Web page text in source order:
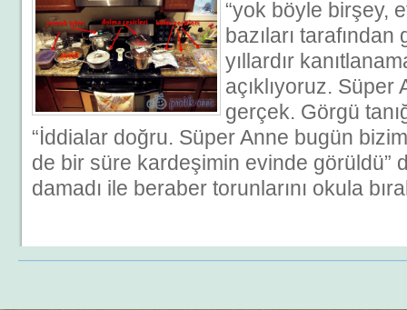
“yok böyle birşey,
bazıları
yıllardır
açıklıyoruz.
gerçek. Görgü
“İddialar doğru. Süper Anne bugün
de bir süre kardeşimin evinde görüldü”
damadı ile beraber torunlarını okula